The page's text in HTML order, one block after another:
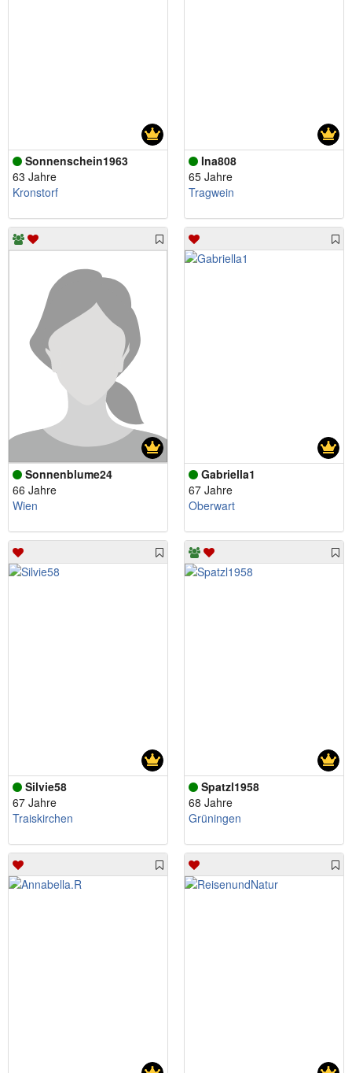
Sonnenschein1963
63 Jahre
Kronstorf
Ina808
65 Jahre
Tragwein
Sonnenblume24
66 Jahre
Wien
Gabriella1
67 Jahre
Oberwart
Silvie58
67 Jahre
Traiskirchen
Spatzl1958
68 Jahre
Grüningen